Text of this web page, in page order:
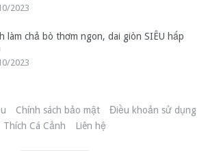
2023
làm chả bò thơm ngon, dai giòn SIÊU hấp
2023
Chính sách bảo mật
Điều khoản sử dụng
Thích Cá Cảnh
Liên hệ